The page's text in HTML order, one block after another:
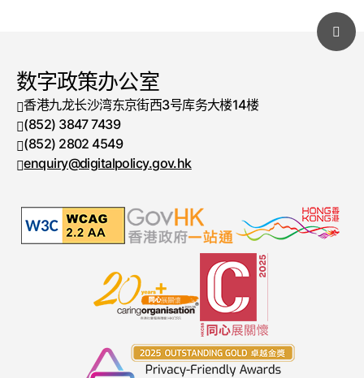
数字政策办公室
香港九龙长沙湾东京街西3号库务大楼14楼
电话号码
(852) 3847 7439
传真号码
(852) 2802 4549
enquiry@digitalpolicy.gov.hk